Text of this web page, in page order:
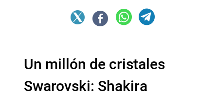
Un millón de cristales
Swarovski: Shakira